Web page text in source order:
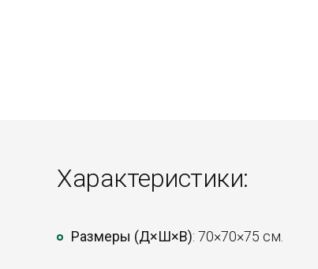
Характеристики:
Размеры (Д×Ш×В): 70×70×75 см.